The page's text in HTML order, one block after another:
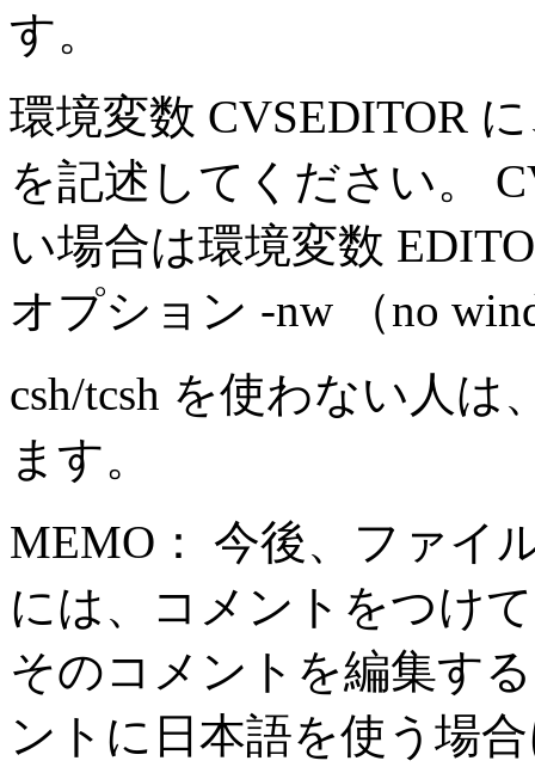
す。
環境変数 CVSEDITOR
を記述してください。
い場合は環境変数
オプション -nw （no
csh/tcsh を使わない人は
ます。
MEMO： 今後、ファイ
には、コメントをつけ
そのコメントを編集す
ントに日本語を使う場